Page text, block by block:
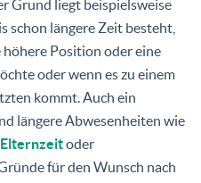
Grund liegt beispielsweise
schon längere Zeit besteht,
Position oder eine
oder wenn es zu einem
kommt. Auch ein
längere Abwesenheiten wie
Elternzeitoder
für den Wunsch nach